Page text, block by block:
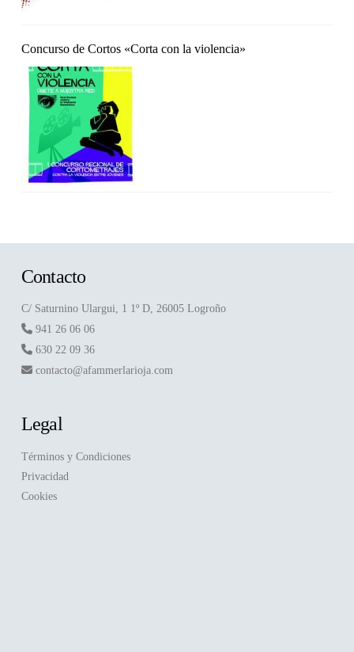
Concurso de Cortos «Corta con la violencia»
Contacto
C/ Saturnino Ulargui, 1 1º D, 26005 Logroño
941 26 06 06
630 22 09 36
contacto@afammerlarioja.com
Legal
Términos y Condiciones
Privacidad
Cookies